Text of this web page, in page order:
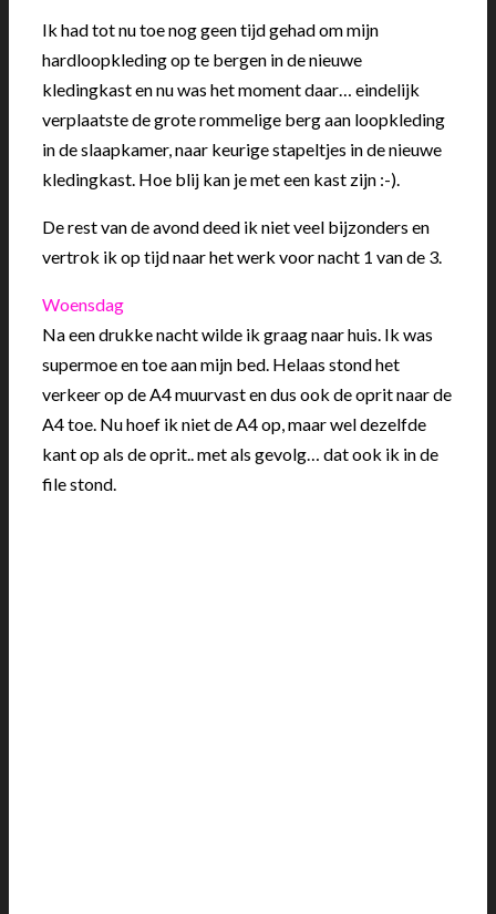
Ik had tot nu toe nog geen tijd gehad om mijn
hardloopkleding op te bergen in de nieuwe
kledingkast en nu was het moment daar… eindelijk
verplaatste de grote rommelige berg aan loopkleding
in de slaapkamer, naar keurige stapeltjes in de nieuwe
kledingkast. Hoe blij kan je met een kast zijn :-).
De rest van de avond deed ik niet veel bijzonders en
vertrok ik op tijd naar het werk voor nacht 1 van de 3.
Woensdag
Na een drukke nacht wilde ik graag naar huis. Ik was
supermoe en toe aan mijn bed. Helaas stond het
verkeer op de A4 muurvast en dus ook de oprit naar de
A4 toe. Nu hoef ik niet de A4 op, maar wel dezelfde
kant op als de oprit.. met als gevolg… dat ook ik in de
file stond.